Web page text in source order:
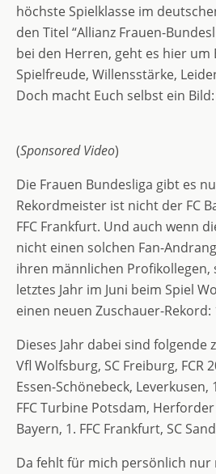
höchste Spielklasse im
den Titel “Allianz Frauen-
bei den Herren, geht es hier um
Spielfreude, Willensstärke,
Doch macht Euch selbst ein Bild:
(Sponsored Video)
Die Frauen Bundesliga gibt es
Rekordmeister ist nicht der FC
FFC Frankfurt. Und auch wenn
nicht einen solchen Fan-
ihren männlichen Profikollegen,
letztes Jahr im Juni beim Spiel
einen neuen Zuschauer-Rekord:
Dieses Jahr dabei sind folgende
Vfl Wolfsburg, SC Freiburg, FCR
Essen-Schönebeck,
FFC Turbine Potsdam, Herforder
Bayern, 1. FFC Frankfurt, SC
Da fehlt für mich persönlich nur